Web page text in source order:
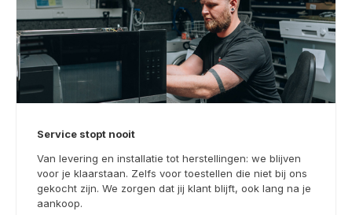
Service stopt nooit
Van levering en installatie tot herstellingen: we blijven
voor je klaarstaan. Zelfs voor toestellen die niet bij ons
gekocht zijn. We zorgen dat jij klant blijft, ook lang na je
aankoop.